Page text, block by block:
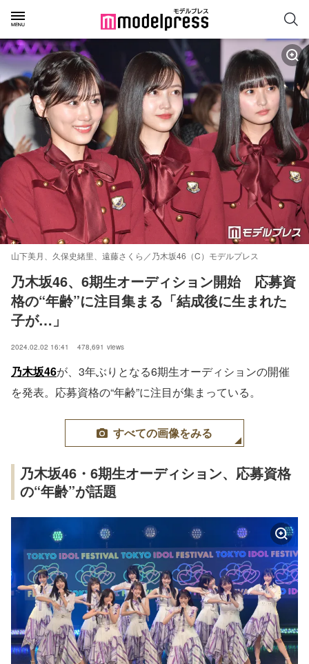
山下美月、久保史緒里、遠藤さくら／乃木坂46（C）モデルプレス
乃木坂46、6期生オーディション開始　応募資
格の“年齢”に注目集まる「結成後に生まれた
子が…」
2024.02.02 16:41 478,691 views
乃木坂46が、3年ぶりとなる6期生オーディションの開催
を発表。応募資格の“年齢”に注目が集まっている。
すべての画像をみる
乃木坂46・6期生オーディション、応募資格
の“年齢”が話題